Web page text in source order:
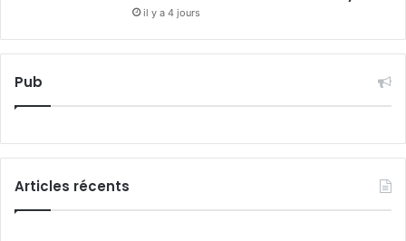
il y a 4 jours
Pub
Articles récents